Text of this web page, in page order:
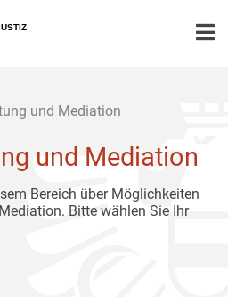
und Mediation
und Mediation
Bereich über Möglichkeiten
Bitte wählen Sie Ihr